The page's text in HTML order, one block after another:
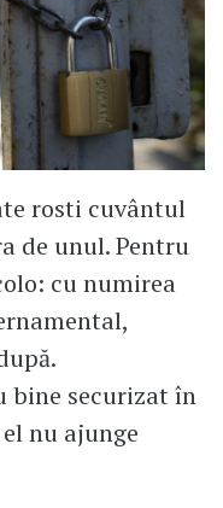
rosti cuvântul
de unul. Pentru
cu numirea
bine securizat în
nu ajunge